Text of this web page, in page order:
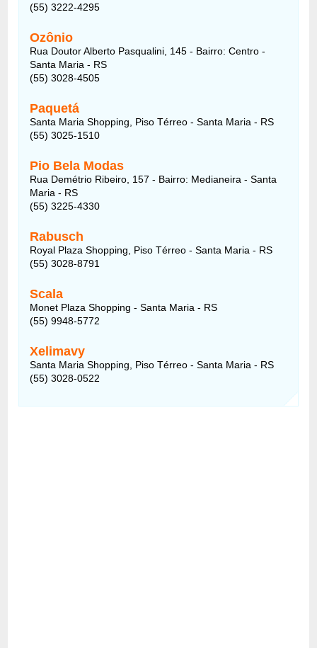
(55) 3222-4295
Ozônio
Rua Doutor Alberto Pasqualini, 145 - Bairro: Centro -
Santa Maria - RS
(55) 3028-4505
Paquetá
Santa Maria Shopping, Piso Térreo - Santa Maria - RS
(55) 3025-1510
Pio Bela Modas
Rua Demétrio Ribeiro, 157 - Bairro: Medianeira - Santa
Maria - RS
(55) 3225-4330
Rabusch
Royal Plaza Shopping, Piso Térreo - Santa Maria - RS
(55) 3028-8791
Scala
Monet Plaza Shopping - Santa Maria - RS
(55) 9948-5772
Xelimavy
Santa Maria Shopping, Piso Térreo - Santa Maria - RS
(55) 3028-0522